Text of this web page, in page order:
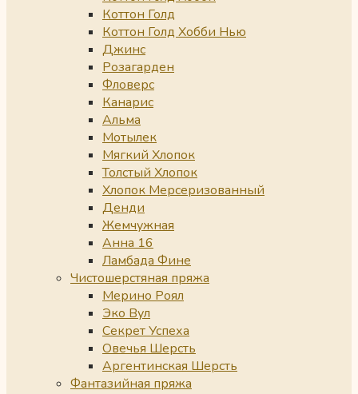
Коттон Голд
Коттон Голд Хобби Нью
Джинс
Розагарден
Фловерс
Канарис
Альма
Мотылек
Мягкий Хлопок
Толстый Хлопок
Хлопок Мерсеризованный
Денди
Жемчужная
Анна 16
Ламбада Фине
Чистошерстяная пряжа
Мерино Роял
Эко Вул
Секрет Успеха
Овечья Шерсть
Аргентинская Шерсть
Фантазийная пряжа